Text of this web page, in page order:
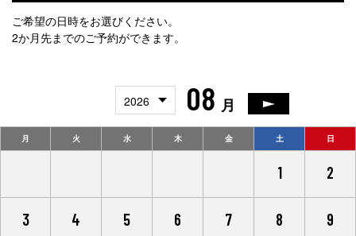
ご希望の日時をお選びください。
2か月先までのご予約ができます。
2026 08 月
月 火 水 木 金 土 日
1 2
3 4 5 6 7 8
9